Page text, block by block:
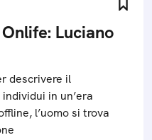
Luciano
descrivere il
in un’era
l’uomo si trova